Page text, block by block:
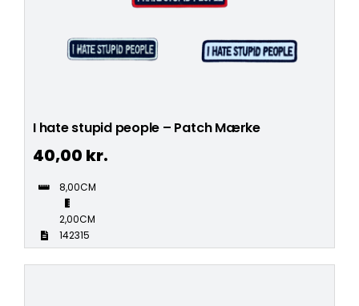
I hate stupid people – Patch Mærke
40,00 kr.
8,00CM
2,00CM
142315